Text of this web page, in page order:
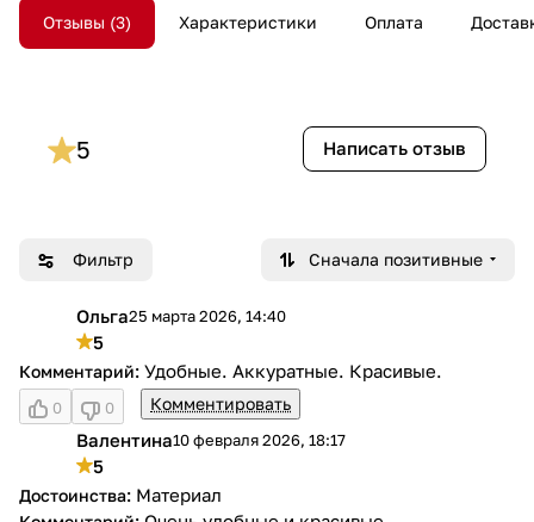
Отзывы 3 Характеристики Оплата
Фильтр Сначала позитивные
Ольга25 марта 2026, 14:40
5
Удобные. Аккуратные. Красивые.
0 0 Комментировать
Валентина10 февраля 2026, 18:17
5
Материал
5 Написать отзыв